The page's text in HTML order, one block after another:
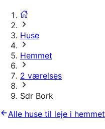
Huse
Hemmet
2 værelses
Sdr Bork
Alle huse til leje i hemmet